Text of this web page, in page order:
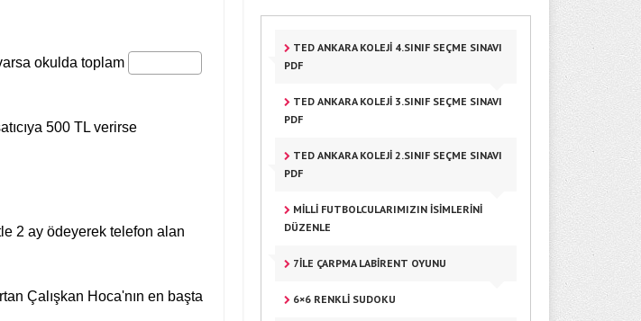
TED ANKARA KOLEJI 4.SINIF SEÇME SINAVI
PDF
TED ANKARA KOLEJI 3.SINIF SEÇME SINAVI
PDF
TED ANKARA KOLEJI 2.SINIF SEÇME SINAVI
PDF
MILLI FUTBOLCULARIMIZIN ISIMLERINI
DÜZENLE
7ILE ÇARPMA LABIRENT OYUNU
6×6 RENKLI SUDOKU